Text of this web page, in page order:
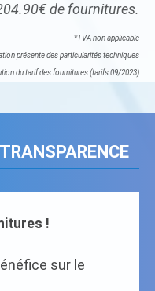
de fournitures.
*TVA non applicable
présente des particularités techniques
du tarif des fournitures (tarifs 09/2023)
!
sur le